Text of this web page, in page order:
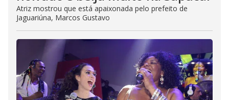
Atriz mostrou que está apaixonada pelo prefeito de
Jaguariúna, Marcos Gustavo